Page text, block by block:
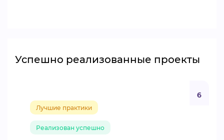
Успешно реализованные проекты
Реализован успешно
Лучшие практики
6